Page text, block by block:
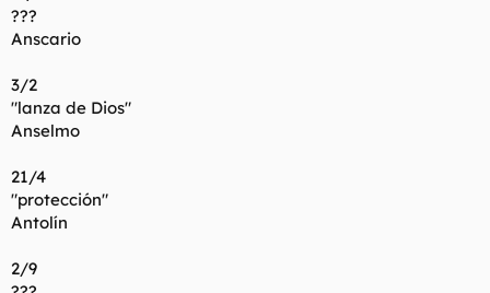
???
Anscario
3/2
"lanza de Dios"
Anselmo
21/4
"protección"
Antolín
2/9